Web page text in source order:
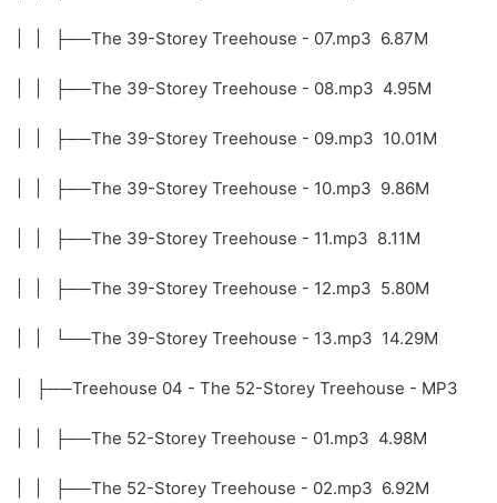
| | ├──The 39-Storey Treehouse - 07.mp3 6.87M
| | ├──The 39-Storey Treehouse - 08.mp3 4.95M
| | ├──The 39-Storey Treehouse - 09.mp3 10.01M
| | ├──The 39-Storey Treehouse - 10.mp3 9.86M
| | ├──The 39-Storey Treehouse - 11.mp3 8.11M
| | ├──The 39-Storey Treehouse - 12.mp3 5.80M
| | └──The 39-Storey Treehouse - 13.mp3 14.29M
| ├──Treehouse 04 - The 52-Storey Treehouse - MP3
| | ├──The 52-Storey Treehouse - 01.mp3 4.98M
| | ├──The 52-Storey Treehouse - 02.mp3 6.92M